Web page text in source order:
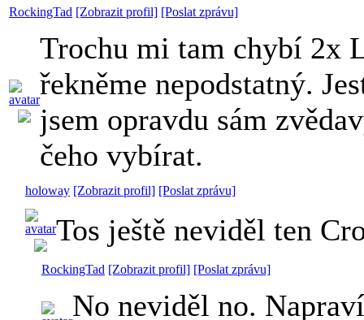
RockingTad [Zobrazit profil] [Poslat zprávu]
Trochu mi tam chybí 2x
řekněme nepodstatný.
jsem opravdu sám
čeho vybírat.
holoway [Zobrazit profil] [Poslat zprávu]
Tos ještě neviděl ten
RockingTad [Zobrazit profil] [Poslat zprávu]
No neviděl no.